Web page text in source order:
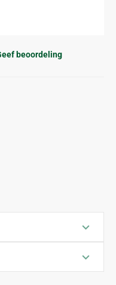
beoordeling